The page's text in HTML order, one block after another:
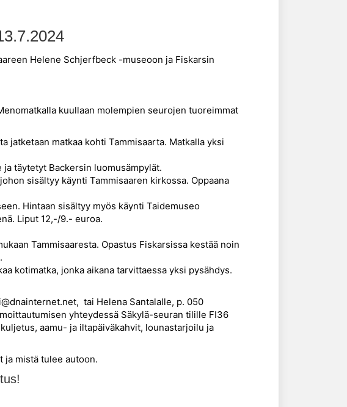
Helene Schjerfbeck -museoon ja Fiskarsin
kuullaan molempien seurojen tuoreimmat
jatketaan matkaa kohti Tammisaarta. Matkalla yksi
täytetyt Backersin luomusämpylät.
sisältyy käynti Tammisaaren kirkossa. Oppaana
Hintaan sisältyy myös käynti Taidemuseo
Liput 12,-/9.- euroa.
Tammisaaresta. Opastus Fiskarsissa kestää noin
kotimatka, jonka aikana tarvittaessa yksi pysähdys.
tai Helena Santalalle, p. 050
yhteydessä Säkylä-seuran tilille FI36
aamu- ja iltapäiväkahvit, lounastarjoilu ja
ja mistä tulee autoon.